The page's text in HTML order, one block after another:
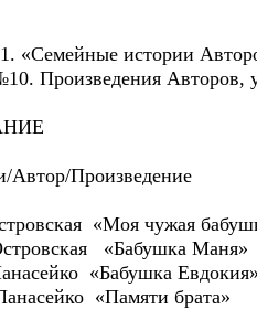
«Семейные истории
Произведения
Произведение
«Моя чужая
«Бабушка Маня»
«Бабушка Евдокия»
«Памяти брата»